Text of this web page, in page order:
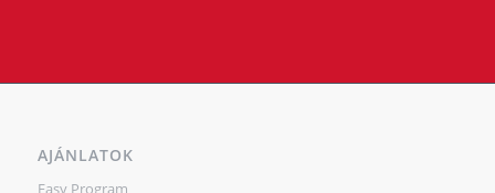
AJÁNLATOK
Easy Program